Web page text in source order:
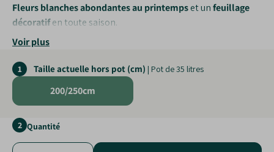
Fleurs blanches abondantes au printempset unfeuillage
décoratifen toute saison.
Parfait pour sublimer un jardin tout en attirant les
Résistant et polyvalent, il s’adapte à de nombreux
environnements.
superbe fructification automnale
Voir plus
1 Taille actuelle hors pot (cm) | Pot de 35 litres
200/250cm
2 Quantité